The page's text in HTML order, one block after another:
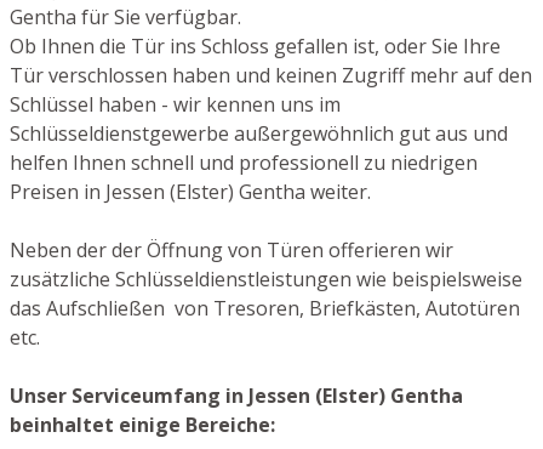
Gentha für Sie verfügbar.
Ob Ihnen die Tür ins Schloss gefallen ist, oder Sie Ihre
Tür verschlossen haben und keinen Zugriff mehr auf den
Schlüssel haben - wir kennen uns im
Schlüsseldienstgewerbe außergewöhnlich gut aus und
helfen Ihnen schnell und professionell zu niedrigen
Preisen in Jessen (Elster) Gentha weiter.
Neben der der Öffnung von Türen offerieren wir
zusätzliche Schlüsseldienstleistungen wie beispielsweise
das Aufschließen von Tresoren, Briefkästen, Autotüren
etc.
Unser Serviceumfang in Jessen (Elster) Gentha
beinhaltet einige Bereiche: